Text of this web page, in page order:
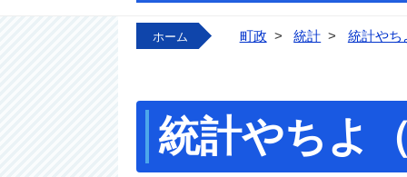
ホーム 町政 > 統計 > 統計やち
統計やちよ